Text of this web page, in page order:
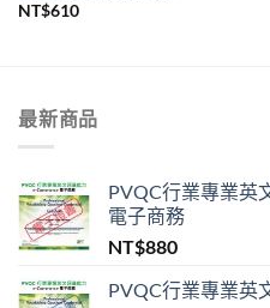
NT$610
最新商品
PVQC行業專業英
電子商務
NT$880
PVQC行業專業英